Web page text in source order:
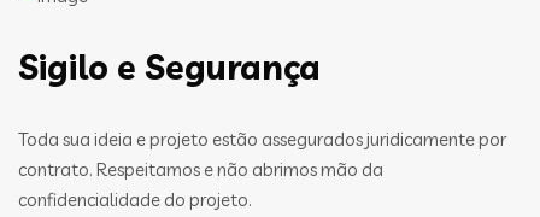
Sigilo e Segurança
Toda sua ideia e projeto estão assegurados juridicamente por
contrato. Respeitamos e não abrimos mão da
confidencialidade do projeto.